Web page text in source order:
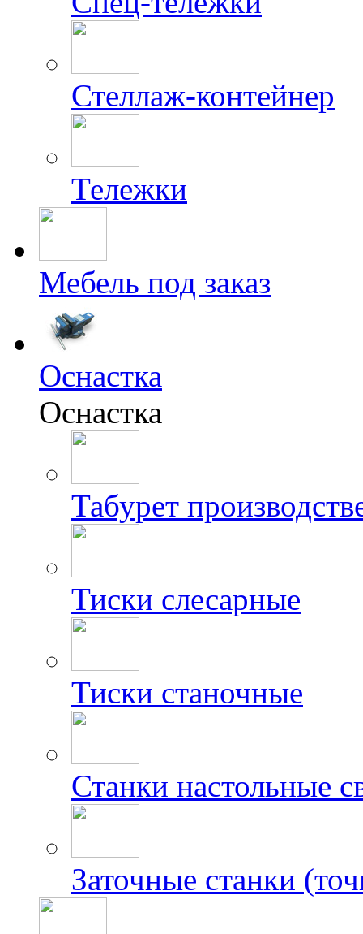
Стеллаж-контейнер
Тележки
Мебель под заказ
Оснастка
Оснастка
Табурет
Тиски слесарные
Тиски станочные
Станки настольные
Заточные станки